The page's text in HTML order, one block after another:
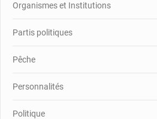
Organismes et Institutions
Partis politiques
Pêche
Personnalités
Politique